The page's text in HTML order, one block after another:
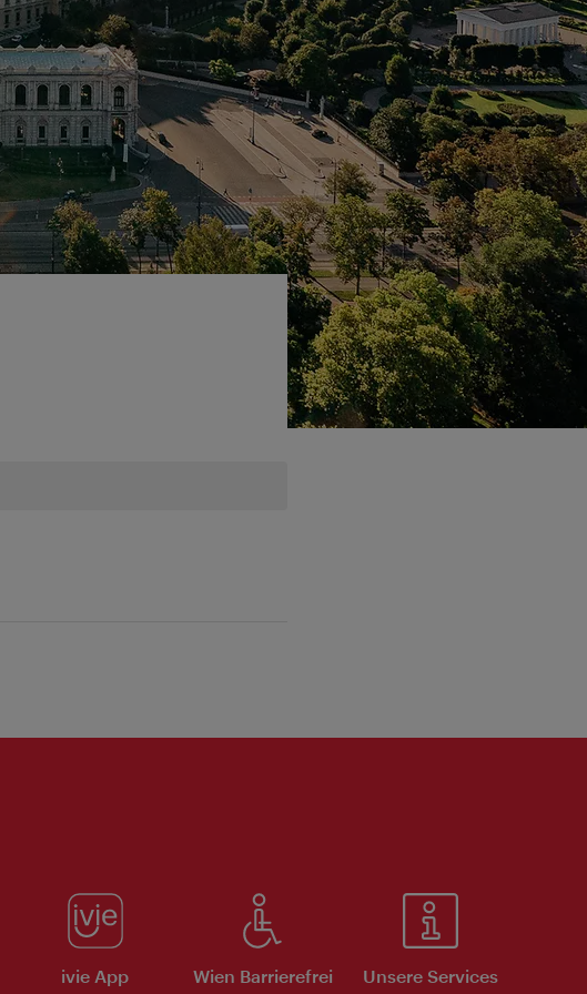
ivie App Wien Barrierefrei Unsere Services